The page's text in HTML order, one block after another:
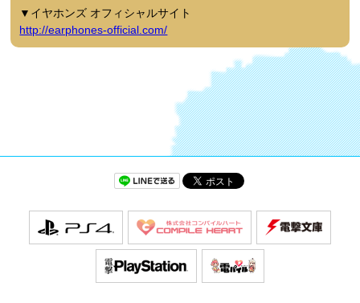
▼イヤホンズ オフィシャルサイト
http://earphones-official.com/